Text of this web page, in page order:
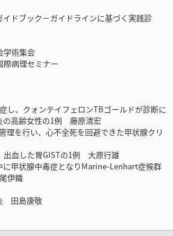
ドブック－ガイドラインに基づく実践診
学術集会
病理セミナー
し、クォンテイフェロンTBゴールドが診断に
の高齢女性の1例 藤原清宏
を行い、心不全死を回避できた甲状腺クリ
出血した胃GISTの1例 大原行雄
甲状腺中毒症となりMarine-Lenhart症候群
伊織
田島康敬